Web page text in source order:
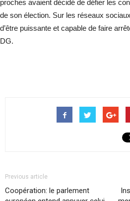
proches avaient décidé de défier les
de son élection. Sur les réseaux
d’être puissante et capable de faire
DG.
Previous article
Coopération: le parlement